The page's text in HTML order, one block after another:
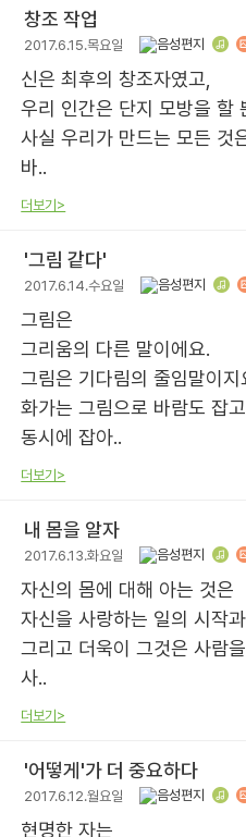
창조 작업
2017.6.15.목요일
신은 최후의 창조자였고,
우리 인간은 단지 모방을 할
사실 우리가 만드는 모든 것
바..
더보기>
'그림 같다'
2017.6.14.수요일
그림은
그리움의 다른 말이에요.
그림은 기다림의 줄임말이지
화가는 그림으로 바람도 잡
동시에 잡아..
더보기>
내 몸을 알자
2017.6.13.화요일
자신의 몸에 대해 아는 것은
자신을 사랑하는 일의 시작
그리고 더욱이 그것은 사람
사..
더보기>
'어떻게'가 더 중요하다
2017.6.12.월요일
현명한 자는